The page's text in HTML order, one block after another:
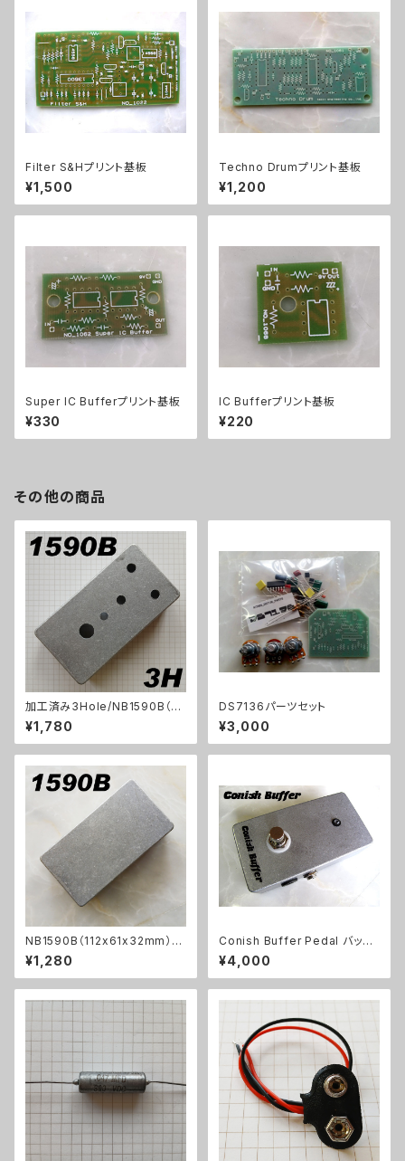
Filter S&Hプリント基板
¥1,500
Techno Drumプリント基板
¥1,200
Super IC Bufferプリント基板
¥330
IC Bufferプリント基板
¥220
その他の商品
加工済み3Hole/NB1590B（11
2x61x32mm）アルミダイキャス
トケース
¥1,780
DS7136パーツセット
¥3,000
NB1590B（112x61x32mm）ア
ルミダイキャストケース
¥1,280
Conish Buffer Pedal バッフ
ァーキット【BASIC KIT】
¥4,000